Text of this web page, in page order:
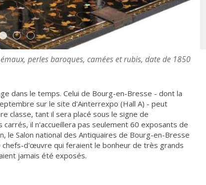
perles baroques, camées et rubis, date de 1850
dans le temps. Celui de Bourg-en-Bresse - dont la
sur le site d'Ainterrexpo (Hall A) - peut
classe, tant il sera placé sous le signe de
il n'accueillera pas seulement 60 exposants de
Salon national des Antiquaires de Bourg-en-Bresse
d'œuvre qui feraient le bonheur de très grands
jamais été exposés.